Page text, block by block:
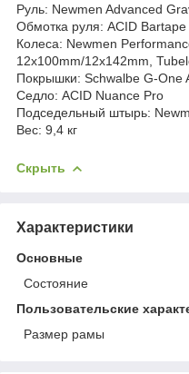
Руль: Newmen Advanced
Обмотка руля: ACID Bartape
Колеса: Newmen
12x100mm/12x142mm,
Покрышки: Schwalbe G-One
Седло: ACID Nuance Pro
Подседельный штырь:
Вес: 9,4 кг
Скрыть
Характеристики
Основные
Состояние
Пользовательские
Размер рамы